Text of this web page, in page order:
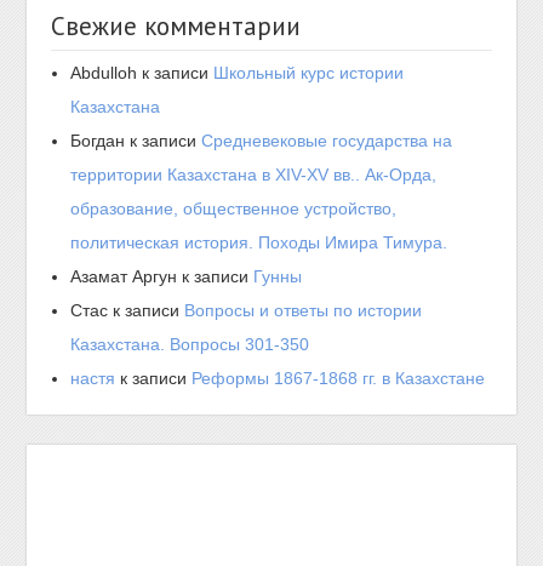
Свежие комментарии
Abdulloh к записи Школьный курс истории
Казахстана
Богдан к записиСредневековые государства на
территории Казахстана в XIV-XV вв.. Ак-Орда,
образование, общественное устройство,
политическая история. Походы Имира Тимура.
Азамат Аргун к записи Гунны
Стас к записи Вопросы и ответы по истории
Казахстана. Вопросы 301-350
настя к записи Реформы 1867-1868 гг. в Казахстане